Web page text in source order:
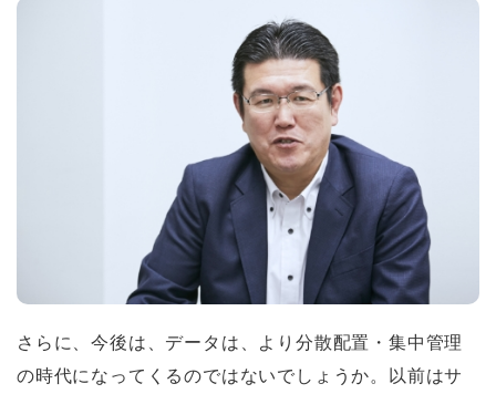
さらに、今後は、データは、より分散配置・集中管理
の時代になってくるのではないでしょうか。以前はサ